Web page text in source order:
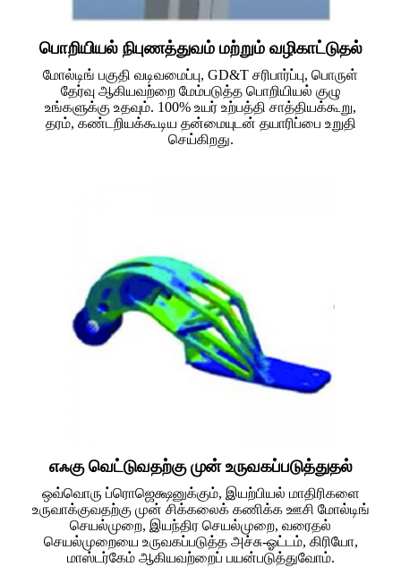
பொறியியல் நிபுணத்துவம் மற்றும் வழிகாட்டுதல்
மோல்டிங் பகுதி வடிவமைப்பு, GD&T சரிபார்ப்பு, பொருள்
தேர்வு ஆகியவற்றை மேம்படுத்த பொறியியல் குழு
உங்களுக்கு உதவும். 100% உயர் உற்பத்தி சாத்தியக்கூறு,
தரம், கண்டறியக்கூடிய தன்மையுடன் தயாரிப்பை உறுதி
செய்கிறது.
எஃகு வெட்டுவதற்கு முன் உருவகப்படுத்துதல்
ஒவ்வொரு ப்ரொஜெக்ஷனுக்கும், இயற்பியல் மாதிரிகளை
உருவாக்குவதற்கு முன் சிக்கலைக் கணிக்க ஊசி மோல்டிங்
செயல்முறை, இயந்திர செயல்முறை, வரைதல்
செயல்முறையை உருவகப்படுத்த அச்சு-ஓட்டம், கிரியோ,
மாஸ்டர்கேம் ஆகியவற்றைப் பயன்படுத்துவோம்.